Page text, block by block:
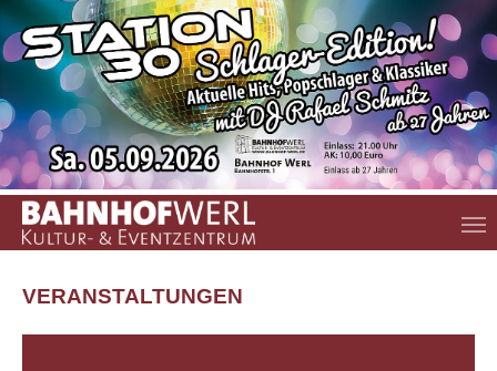
Zum Hauptinhalt springen
VERANSTALTUNGEN